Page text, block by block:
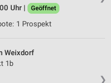
Uhr |
Geöffnet
1 Prospekt
❯
Weixdorf
1b
verschiedenen
Auswahl von